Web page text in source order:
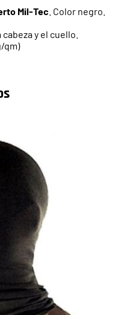
Mil-Tec . Color negro.
y el cuello.
qm)